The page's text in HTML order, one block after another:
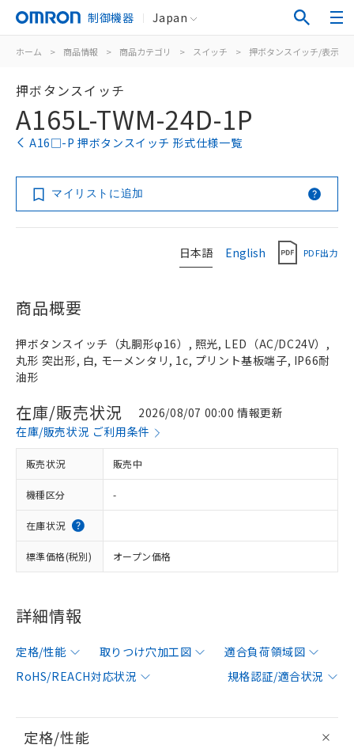
制御機器 Japan
ホーム > 商品情報 > 商品カテゴリ > スイッチ > 押ボタンスイッチ/表示灯
押ボタンスイッチ
A165L-TWM-24D-1P
A16□-P 押ボタンスイッチ 形式仕様一覧
マイリストに追加
日本語 English PDF出力
商品概要
押ボタンスイッチ（丸胴形φ16）, 照光, LED（AC/DC24V）,
丸形 突出形, 白, モーメンタリ, 1c, プリント基板端子, IP66耐
油形
在庫/販売状況
2026/08/07 00:00 情報更新
在庫/販売状況 ご利用条件
販売状況 販売中
機種区分 -
在庫状況
標準価格(税別) オープン価格
詳細情報
定格/性能 取りつけ穴加工図
適合負荷領域図
RoHS/REACH対応状況
規格認証/適合状況
定格/性能